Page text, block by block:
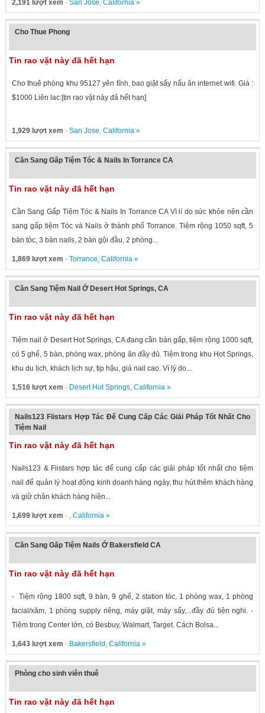
2,191 lượt xem · San Jose, California»
Cho Thue Phong
Tin rao vặt này đã hết hạn
Cho thuê phòng khu 95127 yên tĩnh, bao giặt sấy nấu ăn internet wifi. Giá :
$1000 Liên lac:[tin rao vặt này đã hết hạn]
1,929 lượt xem · San Jose, California»
Cần Sang Gấp Tiệm Tóc & Nails In Torrance CA
Tin rao vặt này đã hết hạn
Cần Sang Gấp Tiệm Tóc & Nails In Torrance CA Vì lí do sức khỏe nên cần
sang gấp tiệm Tóc và Nails ở thành phố Torrance. Tiệm rộng 1050 sqft, 5
bàn tóc, 3 bàn nails, 2 bàn gội đầu, 2 phòng...
1,869 lượt xem · Torrance, California»
Cần Sang Tiệm Nail Ở Desert Hot Springs, CA
Tin rao vặt này đã hết hạn
Tiệm nail ở Desert Hot Springs, CA đang cần bán gấp, tiệm rộng 1000 sqft,
có 5 ghế, 5 bàn, phòng wax, phòng ăn đầy đủ. Tiệm trong khu Hot Springs,
khu du lịch, khách lịch sự, tip hậu, giá nail cao. Vì lý do...
1,516 lượt xem · Desert Hot Springs, California»
Nails123 Fiistars Hợp Tác Để Cung Cấp Các Giải Pháp Tốt Nhất Cho
Tiệm Nail
Tin rao vặt này đã hết hạn
Nails123 & Fiistars hợp tác để cung cấp các giải pháp tốt nhất cho tiệm
nail để quản lý hoạt động kinh doanh hàng ngày, thu hút thêm khách hàng
và giữ chân khách hàng hiện...
1,699 lượt xem · , California»
Cần Sang Gấp Tiệm Nails Ở Bakersfield CA
Tin rao vặt này đã hết hạn
- Tiệm rộng 1800 sqft, 9 bàn, 9 ghế, 2 station tóc, 1 phòng wax, 1 phòng
facial/xăm, 1 phòng supply riêng, máy giặt, máy sấy,...đầy đủ tiện nghi. -
Tiệm trong Center lớn, có Besbuy, Walmart, Target. Cách Bolsa...
1,643 lượt xem · Bakersfield , California»
Phòng cho sinh viên thuê
Tin rao vặt này đã hết hạn